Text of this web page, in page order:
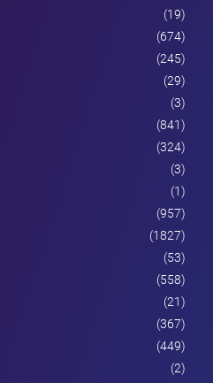
(19)
(674)
(245)
(29)
(3)
(841)
(324)
(3)
(1)
(957)
(1827)
(53)
(558)
(21)
(367)
(449)
(2)